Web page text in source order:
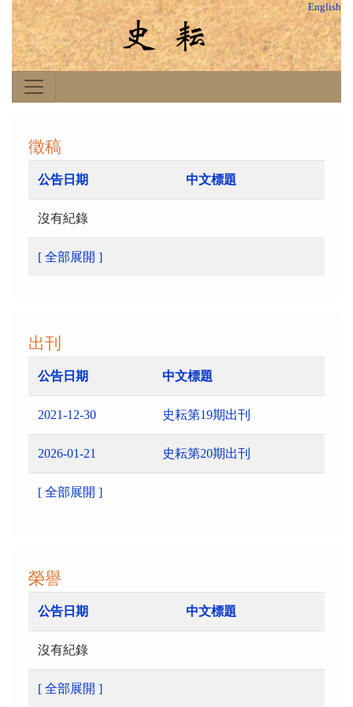
English
徵稿
公告日期 中文標題
沒有紀錄
[ 全部展開 ]
出刊
公告日期 中文標題
2021-12-30 史耘第19期出刊
2026-01-21 史耘第20期出刊
[ 全部展開 ]
榮譽
公告日期 中文標題
沒有紀錄
[ 全部展開 ]